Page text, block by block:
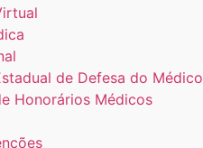
de Defesa do Médico
Honorários Médicos